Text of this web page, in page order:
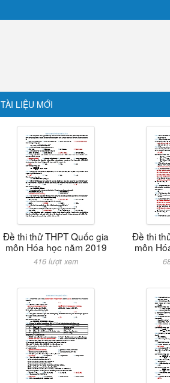
TÀI LIỆU MỚI
Đề thi thử THPT Quốc gia
môn Hóa học năm 2019
416 lượt xem
Đề thi
môn